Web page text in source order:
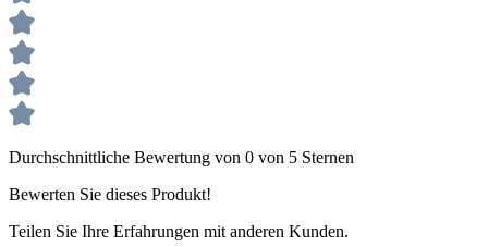
Durchschnittliche Bewertung von 0 von 5 Sternen
Bewerten Sie dieses Produkt!
Teilen Sie Ihre Erfahrungen mit anderen Kunden.